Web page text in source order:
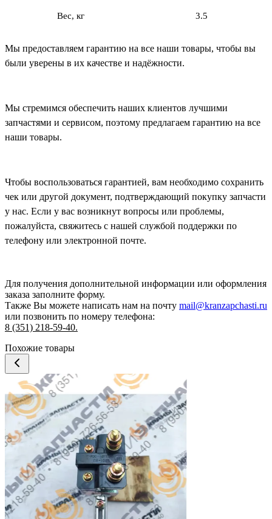
Вес, кг 3.5
Мы предоставляем гарантию на все наши товары, чтобы вы
были уверены в их качестве и надёжности.
Мы стремимся обеспечить наших клиентов лучшими
запчастями и сервисом, поэтому предлагаем гарантию на все
наши товары.
Чтобы воспользоваться гарантией, вам необходимо сохранить
чек или другой документ, подтверждающий покупку запчасти
у нас. Если у вас возникнут вопросы или проблемы,
пожалуйста, свяжитесь с нашей службой поддержки по
телефону или электронной почте.
Для получения дополнительной информации или оформления
заказа заполните форму.
Также Вы можете написать нам на почту mail@kranzapchasti.ru
или позвонить по номеру телефона:
8 (351) 218-59-40.
Похожие товары